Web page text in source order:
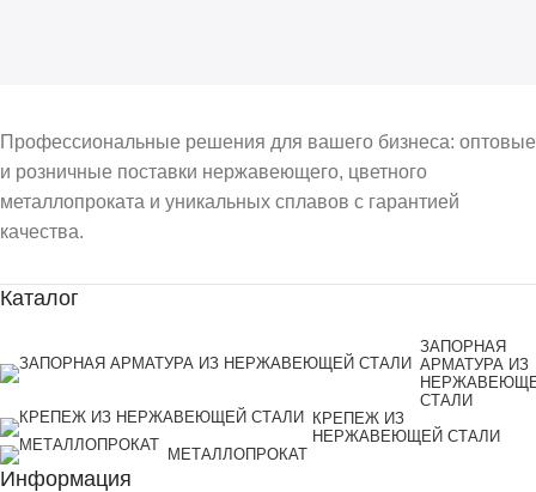
Профессиональные решения для вашего бизнеса: оптовые
и розничные поставки нержавеющего, цветного
металлопроката и уникальных сплавов с гарантией
качества.
Каталог
ЗАПОРНАЯ
АРМАТУРА ИЗ
СТАЛИ
КРЕПЕЖ ИЗ
НЕРЖАВЕЮЩЕЙ СТАЛИ
МЕТАЛЛОПРОКАТ
Информация